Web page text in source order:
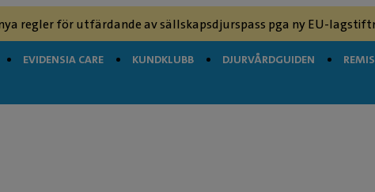
regler för utfärdande av sällskapsdjurspass pga ny EU-
EVIDENSIA CARE KUNDKLUBB DJURVÅRDGUIDEN